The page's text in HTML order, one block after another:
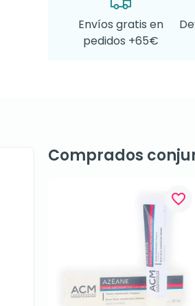
Envíos gratis en
pedidos +65€
Comprados
favorite_border